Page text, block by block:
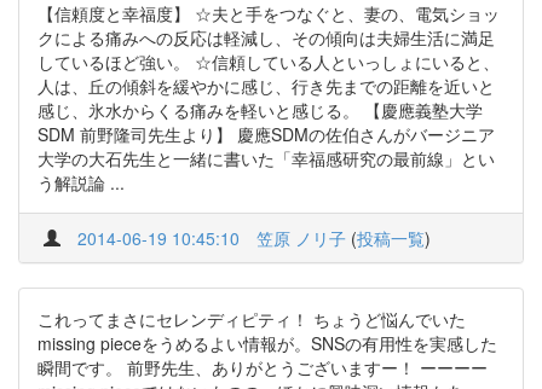
【信頼度と幸福度】 ☆夫と手をつなぐと、妻の、電気ショッ
クによる痛みへの反応は軽減し、その傾向は夫婦生活に満足
しているほど強い。 ☆信頼している人といっしょにいると、
人は、丘の傾斜を緩やかに感じ、行き先までの距離を近いと
感じ、氷水からくる痛みを軽いと感じる。 【慶應義塾大学
SDM 前野隆司先生より】 慶應SDMの佐伯さんがバージニア
大学の大石先生と一緒に書いた「幸福感研究の最前線」とい
う解説論 ...
2014-06-19 10:45:10 笠原 ノリ子 (投稿一覧)
これってまさにセレンディピティ！ ちょうど悩んでいた
missing pieceをうめるよい情報が。SNSの有用性を実感した
瞬間です。 前野先生、ありがとうございますー！ ーーーー